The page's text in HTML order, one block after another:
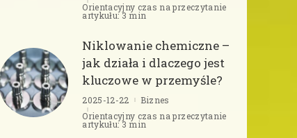
Orientacyjny czas na przeczytanie
artykułu: 3 min
Niklowanie chemiczne –
jak działa i dlaczego jest
kluczowe w przemyśle?
2025-12-22
Biznes
Orientacyjny czas na przeczytanie
artykułu: 3 min